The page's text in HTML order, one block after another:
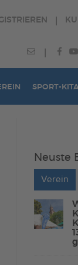
SPORT-
Neuste
Verein